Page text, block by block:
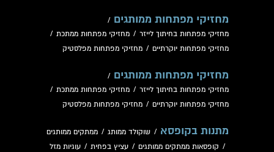
מחזיקי מפתחות ממותגים /
מחזיקי מפתחות בחיתוך לייזר / מחזיקי מפתחות ממתכת /
מחזיקי מפתחות יוקרתיים / מחזיקי מפתחות מפלסטיק
מחזיקי מפתחות ממותגים /
מחזיקי מפתחות בחיתוך לייזר / מחזיקי מפתחות ממתכת /
מחזיקי מפתחות יוקרתיים / מחזיקי מפתחות מפלסטיק
מתנות בקופסא / שוקולד ממותג / ממתקים ממותגים
/ קופסאות ממתקים ממותגים / עציץ בפחית / עוגיות מזל